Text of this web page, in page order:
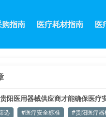
指南 医疗耗材指南 医
阳医用器械供应商才能确保医疗
选 #医疗安全标准 #贵阳医疗器